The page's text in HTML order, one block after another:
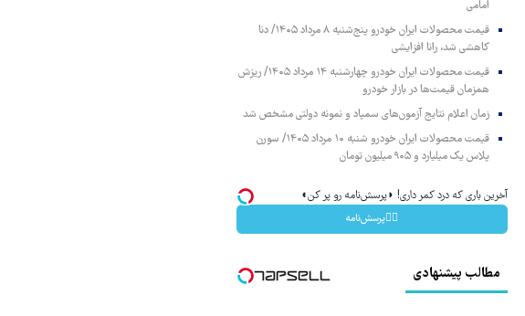
امامی
قیمت محصولات ایران خودرو پنج‌شنبه ۸ مرداد ۱۴۰۵/ دنا
کاهشی شد، رانا افزایشی
قیمت محصولات ایران خودرو چهارشنبه ۱۴ مرداد ۱۴۰۵/ ریزش
همزمان قیمت‌ها در بازار خودرو
زمان اعلام نتایج آزمون‌های سمپاد و نمونه دولتی مشخص شد
قیمت محصولات ایران خودرو شنبه ۱۰ مرداد ۱۴۰۵/ سورن
پلاس یک میلیارد و ۹۰۵ میلیون تومان
آخرین باری که درد کمر داری! ◗پرسش‌نامه رو پر کن◖
👈🏻پرسش‌نامه
مطالب پیشنهادی